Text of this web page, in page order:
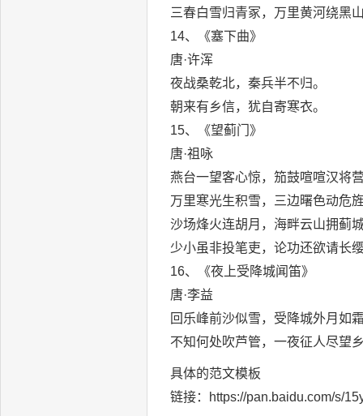
三春白雪归青冢，万里黄河绕黑山
14、《塞下曲》
唐·许浑
夜战桑乾北，秦兵半不归。
朝来有乡信，犹自寄寒衣。
15、《望蓟门》
唐·祖咏
燕台一望客心惊，笳鼓喧喧汉将营
万里寒光生积雪，三边曙色动危旌
沙场烽火连胡月，海畔云山拥蓟城
少小虽非投笔吏，论功还欲请长缨
16、《夜上受降城闻笛》
唐·李益
回乐峰前沙似雪，受降城外月如霜
不知何处吹芦管，一夜征人尽望乡
具体的范文模板
链接：https://pan.baidu.com/s/